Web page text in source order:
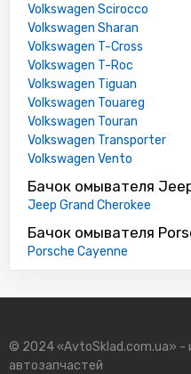
Volkswagen Scirocco
Volkswagen Sharan
Volkswagen T-Cross
Volkswagen T-Roc
Volkswagen Tiguan
Volkswagen Touareg
Volkswagen Touran
Volkswagen Transporter
Volkswagen Vento
Бачок омывателя
Jeep Grand Cherokee
Бачок омывателя
Porsche Cayenne
© 2024 «AvtoSklad.com.ua» -
автозапчастей